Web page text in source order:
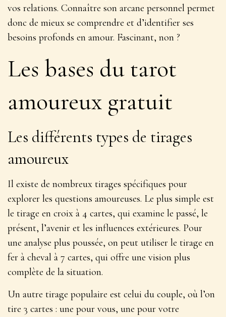
vos relations. Connaître son arcane personnel permet
donc de mieux se comprendre et d’identifier ses
besoins profonds en amour. Fascinant, non ?
Les bases du tarot
amoureux gratuit
Les différents types de tirages
amoureux
Il existe de nombreux tirages spécifiques pour
explorer les questions amoureuses. Le plus simple est
le tirage en croix à 4 cartes, qui examine le passé, le
présent, l’avenir et les influences extérieures. Pour
une analyse plus poussée, on peut utiliser le tirage en
fer à cheval à 7 cartes, qui offre une vision plus
complète de la situation.
Un autre tirage populaire est celui du couple, où l’on
tire 3 cartes : une pour vous, une pour votre